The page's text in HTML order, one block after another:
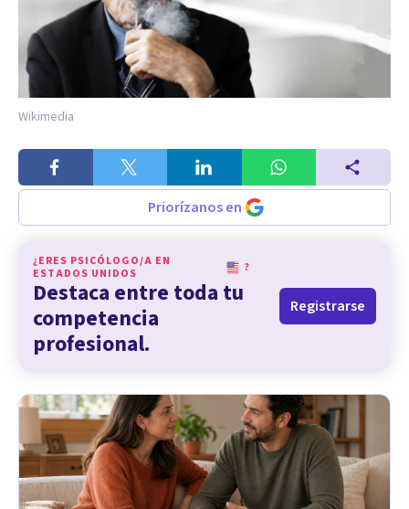
Wikimedia
Priorízanos en
¿ERES PSICÓLOGO/A EN
ESTADOS UNIDOS
?
Destaca entre toda tu
competencia
profesional.
Registrarse